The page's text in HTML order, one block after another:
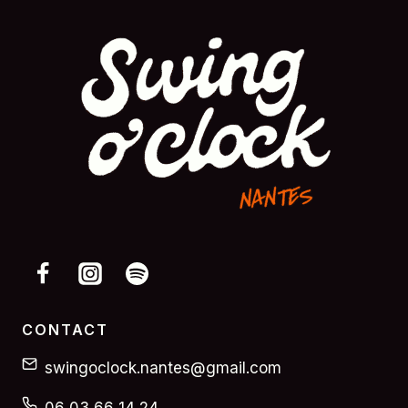
CONTACT
swingoclock.nantes@gmail.com